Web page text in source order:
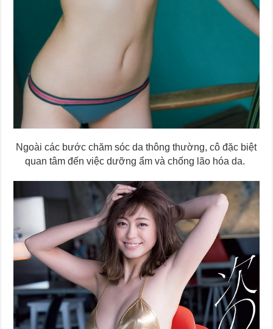
Ngoài các bước chăm sóc da thông thường, cô đặc biệt
quan tâm đến việc dưỡng ẩm và chống lão hóa da.